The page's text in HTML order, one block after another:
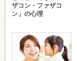
ザコン・ファザコ
ン」の心理